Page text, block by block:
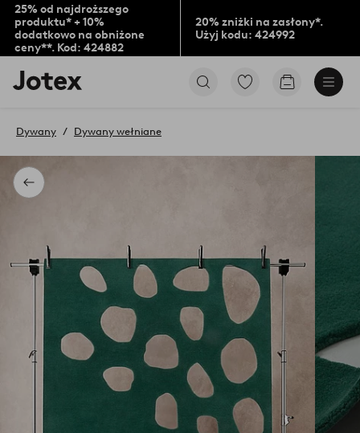
25% od najdroższego
produktu* + 10%
dodatkowo na obniżone
ceny**. Kod: 424882
20% zniżki na zasłony*.
Użyj kodu: 424992
Logo
Jotex
na
stronę
PrzejdźPrzejdź
Powrót
Dywany Dywany wełniane